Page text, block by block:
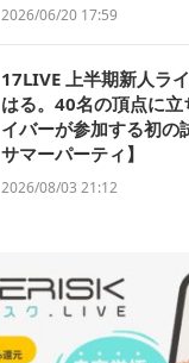
2026/06/20 17:59
17LIVE 上半期新人ラ
はる。40名の頂点に
イバーが参加する初の
サマーパーティ】
2026/08/03 21:12